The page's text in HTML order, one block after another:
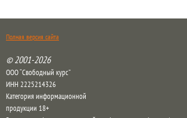
Полная версия сайта
© 2001-2026
ООО “Свободный курс”
ИНН 2225214326
Категория информационной
продукции 18+